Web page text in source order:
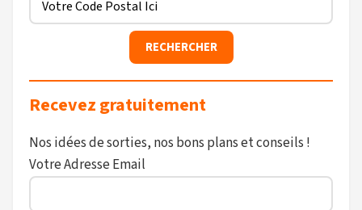
Recevez gratuitement
Nos idées de sorties, nos bons plans et conseils !
Votre Adresse Email